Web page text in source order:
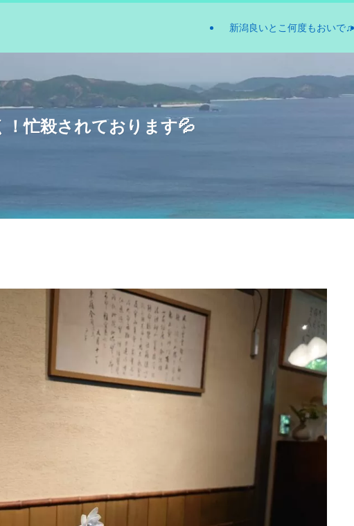
新潟良いとこ何度もおいで♫
忙殺されております💦